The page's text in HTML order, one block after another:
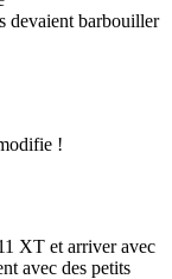
devaient barbouiller
!
XT et arriver avec
avec des petits